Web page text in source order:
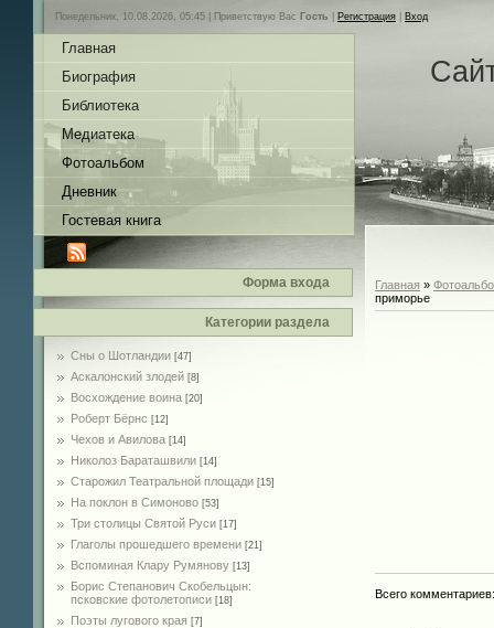
Понедельник, 10.08.2026, 05:45 | Приветствую Вас Гость Регистрация Вход
Главная
Биография
Библиотека
Медиатека
Фотоальбом
Дневник
Гостевая книга
Форма входа
Категории раздела
Сны о Шотландии [47]
Аскалонский злодей [8]
Восхождение воина [20]
Роберт Бёрнс [12]
Чехов и Авилова [14]
Николоз Бараташвили [14]
Cтарожил Театральной площади [15]
На поклон в Симоново [53]
Три столицы Святой Руси [17]
Глаголы прошедшего времени [21]
Вспоминая Клару Румянову [13]
Борис Степанович Скобельцын:
псковские фотолетописи [18]
Поэты лугового края [7]
Главная »
приморье
Всего комментариев